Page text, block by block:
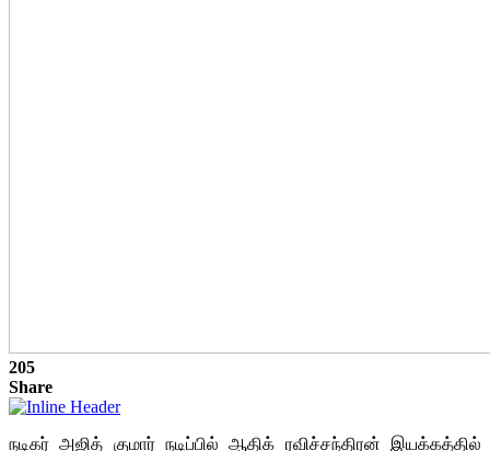
205
Share
நடிகர் அஜித் குமார் நடிப்பில் ஆதிக் ரவிச்சந்திரன் இயக்கத்தில்